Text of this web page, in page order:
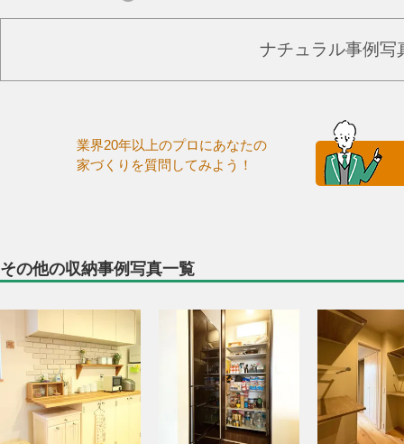
ナチュラル事例写
業界20年以上のプロにあなたの
家づくりを質問してみよう！
その他の収納事例写真一覧